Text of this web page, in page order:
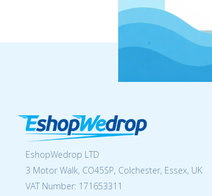
EshopWedrop LTD
3 Motor Walk, CO45SP, Colchester, Essex, UK
VAT Number: 171653311